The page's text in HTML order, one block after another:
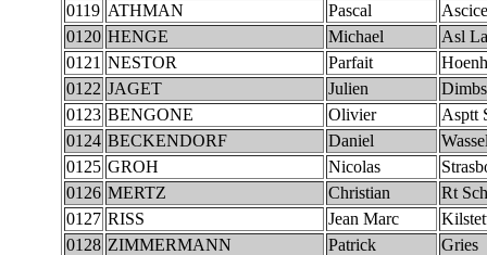
0119 ATHMAN Pascal
Ascice
0120 HENGE Michael
Asl
0121 NESTOR Parfait
0122 JAGET Julien
0123 BENGONE Olivier
Asptt
0124 BECKENDORF Daniel
0125 GROH Nicolas
0126 MERTZ Christian
Rt
0127 RISS Jean Marc
0128 ZIMMERMANN Patrick
Gries